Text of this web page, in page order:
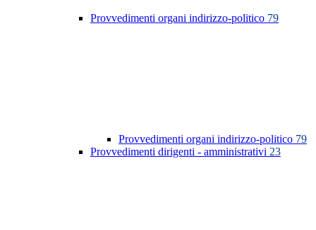
Provvedimenti organi indirizzo-politico 79
Provvedimenti organi indirizzo-politico 79
Provvedimenti dirigenti - amministrativi 23